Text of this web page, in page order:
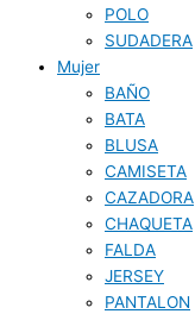
POLO
SUDADERA
Mujer
BAÑO
BATA
BLUSA
CAMISETA
CAZADORA
CHAQUETA
FALDA
JERSEY
PANTALON